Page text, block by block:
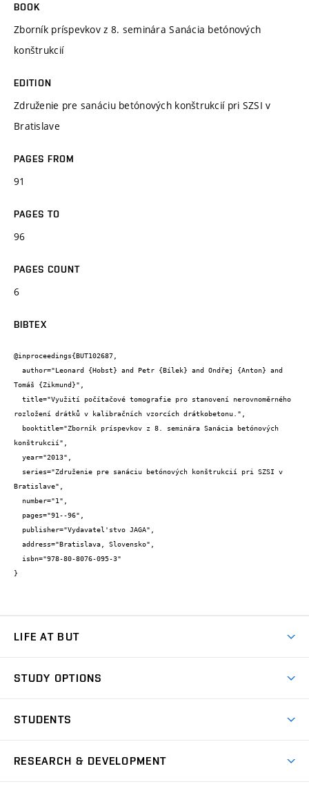
BOOK
Zborník príspevkov z 8. seminára Sanácia betónových
konštrukcií
EDITION
Združenie pre sanáciu betónových konštrukcií pri SZSI v
Bratislave
PAGES FROM
91
PAGES TO
96
PAGES COUNT
6
BIBTEX
@inproceedings{BUT102687,
Tomáš {Zikmund}",
rozložení drátků v kalibračních vzorcích drátkobetonu.",
konštrukcií",
Bratislave",
}
LIFE AT BUT
Dormitories
Sport
STUDY OPTIONS
Degree studies in English
STUDENTS
RESEARCH & DEVELOPMENT